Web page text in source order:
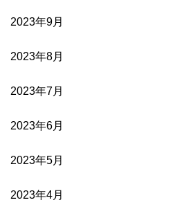
2023年9月
2023年8月
2023年7月
2023年6月
2023年5月
2023年4月